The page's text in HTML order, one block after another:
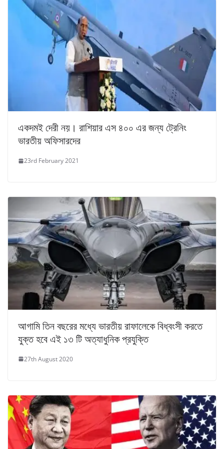
একদমই দেরী নয়। রাশিয়ার এস ৪০০ এর জন্য ট্রেনিং
ভারতীয় অফিসারদের
23rd February 2021
আগামি তিন বছরের মধ্যে ভারতীয় রাফালেকে বিধ্বংসী করতে
যুক্ত হবে এই ১৩ টি অত্যাধুনিক প্রযুক্তি
27th August 2020